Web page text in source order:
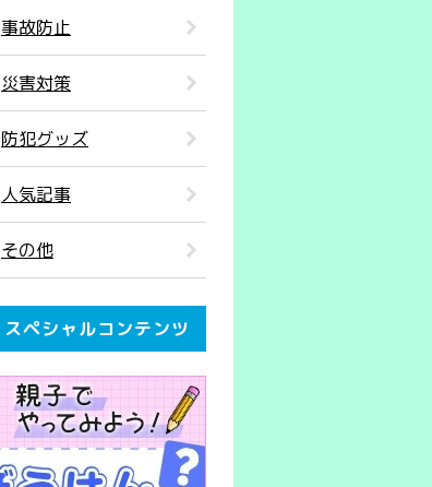
事故防止
災害対策
防犯グッズ
人気記事
その他
スペシャルコンテンツ